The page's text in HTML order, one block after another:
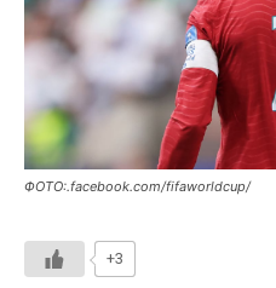
ФОТО:.facebook.com/fifaworldcup/
+3